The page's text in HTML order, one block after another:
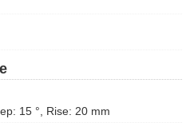
15 °, Rise: 20 mm